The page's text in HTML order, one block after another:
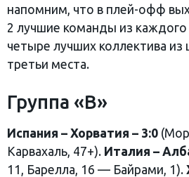
напомним, что в плей-офф
2 лучшие команды из каждого
четыре лучших коллектива из
третьи места.
Группа «В»
Испания – Хорватия – 3:0
Карвахаль, 47+). Италия –
11, Барелла, 16 — Байрами, 1).